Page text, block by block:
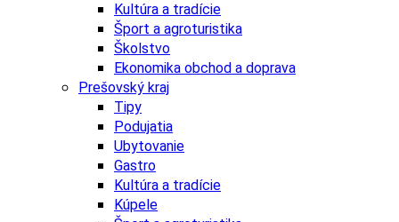
Kultúra a tradície
Šport a agroturistika
Školstvo
Ekonomika obchod a doprava
Prešovský kraj
Tipy
Podujatia
Ubytovanie
Gastro
Kultúra a tradície
Kúpele